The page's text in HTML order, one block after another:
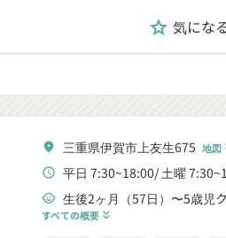
grade 気にな
location_on 三重県伊賀市上友生675 地図
schedule 平日 7:30~18:00 土曜
child_care 生後2ヶ月（57日）〜5歳児
すべての概要 keyboard_double_arrow_down